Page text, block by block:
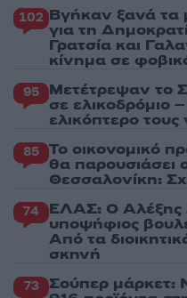
102 Βγήκαν ξανά τα
για τη
Γρατσία και
κίνημα σε
95 Μετέτρεψαν το
σε ελικοδρόμιο
ελικόπτερο
85 Το οικονομικό
θα παρουσιάσει
Θεσσαλονίκη:
74 ΕΛΑΣ: Ο Αλέξης
υποψήφιος
Από τα
σκηνή
73 Σούπερ μάρκετ: